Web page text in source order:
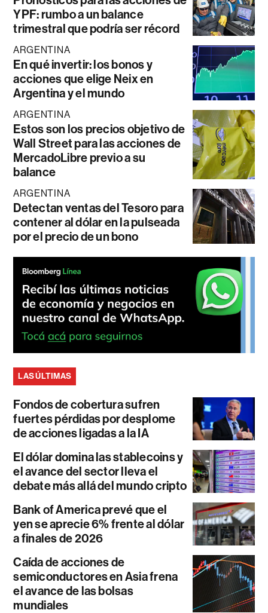
YPF: rumbo a un balance
trimestral que podría ser récord
ARGENTINA
En qué invertir: los bonos y
acciones que elige Neix en
Argentina y el mundo
ARGENTINA
Estos son los precios objetivo de
Wall Street para las acciones de
MercadoLibre previo a su
balance
ARGENTINA
Detectan ventas del Tesoro para
contener al dólar en la pulseada
por el precio de un bono
LAS ÚLTIMAS
Fondos de cobertura sufren
fuertes pérdidas por desplome
de acciones ligadas a la IA
El dólar domina las stablecoins y
el avance del sector lleva el
debate más allá del mundo cripto
Bank of America prevé que el
yen se aprecie 6% frente al dólar
a finales de 2026
Caída de acciones de
semiconductores en Asia frena
el avance de las bolsas
mundiales